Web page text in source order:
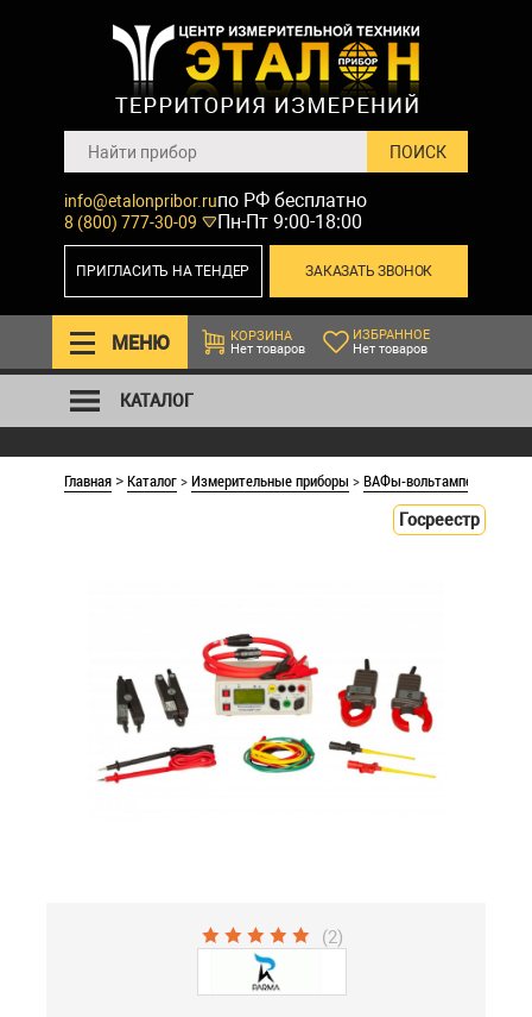
info@etalonpribor.ru
8 (800) 777-30-09
по РФ бесплатно
Пн-Пт 9:00-18:00
ЗАКАЗАТЬ ЗВОНОК
ПРИГЛАСИТЬ НА ТЕНДЕР
МЕНЮ
КОРЗИНА
Нет товаров
ИЗБРАННОЕ
Нет товаров
КАТАЛОГ
Главная >Каталог>Измерительные приборы >ВАФы-
Госреестр
(2)